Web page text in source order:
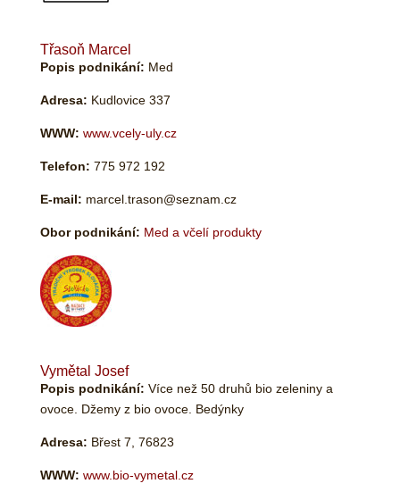
Třasoň Marcel
Popis podnikání: Med
Adresa: Kudlovice 337
WWW: www.vcely-uly.cz
Telefon: 775 972 192
E-mail: marcel.trason@seznam.cz
Obor podnikání: Med a včelí produkty
Vymětal Josef
Popis podnikání: Více než 50 druhů bio zeleniny a
ovoce. Džemy z bio ovoce. Bedýnky
Adresa: Břest 7, 76823
WWW: www.bio-vymetal.cz